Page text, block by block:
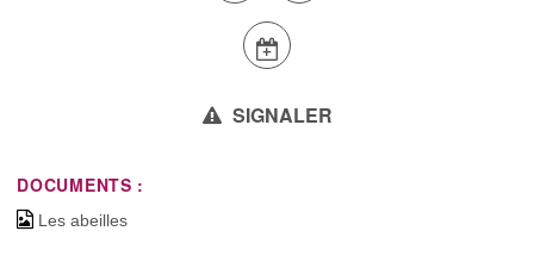
SIGNALER
DOCUMENTS :
Les abeilles